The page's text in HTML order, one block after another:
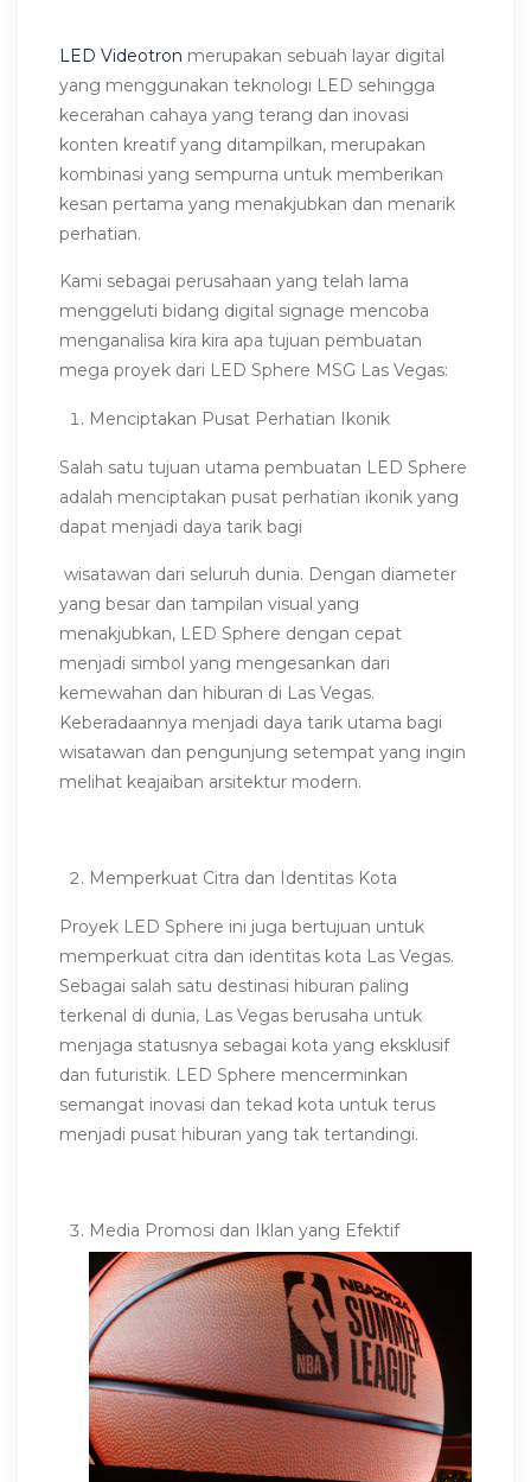
LED Videotron merupakan sebuah layar digital
yang menggunakan teknologi LED sehingga
kecerahan cahaya yang terang dan inovasi
konten kreatif yang ditampilkan, merupakan
kombinasi yang sempurna untuk memberikan
kesan pertama yang menakjubkan dan menarik
perhatian.
Kami sebagai perusahaan yang telah lama
menggeluti bidang digital signage mencoba
menganalisa kira kira apa tujuan pembuatan
mega proyek dari LED Sphere MSG Las Vegas:
Menciptakan Pusat Perhatian Ikonik
Salah satu tujuan utama pembuatan LED Sphere
adalah menciptakan pusat perhatian ikonik yang
dapat menjadi daya tarik bagi
wisatawan dari seluruh dunia. Dengan diameter
yang besar dan tampilan visual yang
menakjubkan, LED Sphere dengan cepat
menjadi simbol yang mengesankan dari
kemewahan dan hiburan di Las Vegas.
Keberadaannya menjadi daya tarik utama bagi
wisatawan dan pengunjung setempat yang ingin
melihat keajaiban arsitektur modern.
Memperkuat Citra dan Identitas Kota
Proyek LED Sphere ini juga bertujuan untuk
memperkuat citra dan identitas kota Las Vegas.
Sebagai salah satu destinasi hiburan paling
terkenal di dunia, Las Vegas berusaha untuk
menjaga statusnya sebagai kota yang eksklusif
dan futuristik. LED Sphere mencerminkan
semangat inovasi dan tekad kota untuk terus
menjadi pusat hiburan yang tak tertandingi.
Media Promosi dan Iklan yang Efektif